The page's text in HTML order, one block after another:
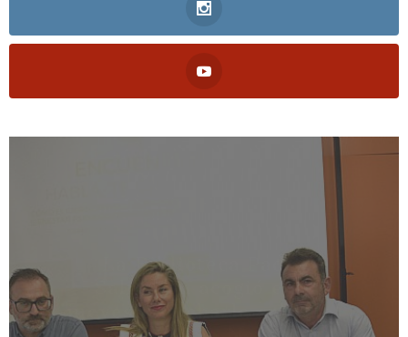
Salmerón acogió este
jueves una charla sobre el
programa Never
Surrender!